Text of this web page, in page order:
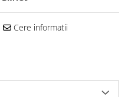
Cere informatii